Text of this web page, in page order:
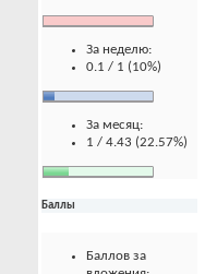
За неделю:
0.1 / 1 (10%)
За месяц:
1 / 4.43 (22.57%)
Баллы
Баллов за